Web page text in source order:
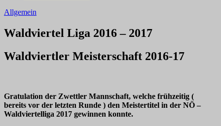
Allgemein
Waldviertel Liga 2016 – 2017
Waldviertler Meisterschaft 2016-17
Gratulation der Zwettler Mannschaft, welche frühzeitig (
bereits vor der letzten Runde ) den Meistertitel in der NÖ –
Waldviertelliga 2017 gewinnen konnte.